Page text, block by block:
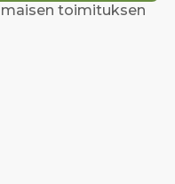
toimituksen